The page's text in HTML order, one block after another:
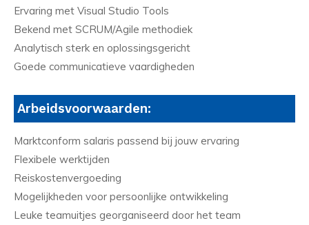
Ervaring met Visual Studio Tools
Bekend met SCRUM/Agile methodiek
Analytisch sterk en oplossingsgericht
Goede communicatieve vaardigheden
Arbeidsvoorwaarden:
Marktconform salaris passend bij jouw ervaring
Flexibele werktijden
Reiskostenvergoeding
Mogelijkheden voor persoonlijke ontwikkeling
Leuke teamuitjes georganiseerd door het team